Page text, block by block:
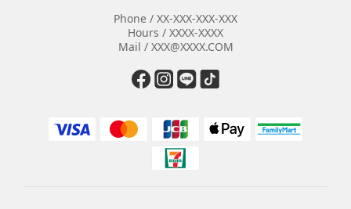
Phone / XX-XXX-XXX-XXX
Hours / XXXX-XXXX
Mail / XXX@XXXX.COM